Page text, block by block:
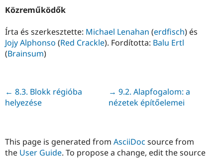
Közreműködők
Írta és szerkesztette: Michael Lenahan (erdfisch) és
Jojy Alphonso (Red Crackle). Fordította: Balu Ertl
(Brainsum)
Next
→ 9.2. Alapfogalom: a
nézetek építőelemei
Previous
← 8.3. Blokk régióba
helyezése
This page is generated from AsciiDoc source from
the User Guide. To propose a change, edit the source